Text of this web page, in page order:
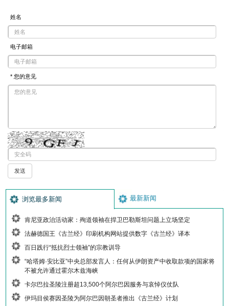
姓名
电子邮箱
* 您的意见
浏览最多新闻 最新新闻
肯尼亚政治活动家：殉道领袖在捍卫巴勒斯坦问题上立场坚定
法赫德国王《古兰经》印刷机构网站提供数字《古兰经》译本
百日践行“抵抗烈士领袖”的宗教训导
“哈塔姆·安比亚”中央总部发言人：任何从伊朗资产中收取款项的国家将
不被允许通过霍尔木兹海峡
卡尔巴拉圣陵注册超13,500个阿尔巴因服务与哀悼仪仗队
伊玛目侯赛因圣陵为阿尔巴因朝圣者推出《古兰经》计划